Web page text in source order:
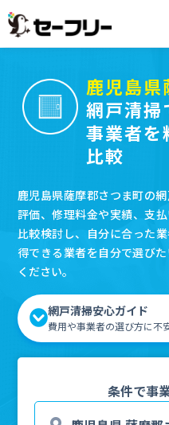
鹿児島県
網戸清掃
事業者を
比較
鹿児島県薩摩郡さつま町の
評価、修理料金や実績、支
比較検討し、自分に合った
得できる業者を自分で選び
ください。
網戸清掃安心ガイド
費用や事業者の選び方に不
条件で事